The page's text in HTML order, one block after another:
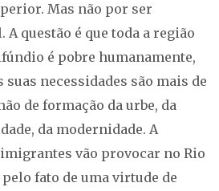
Mas não por ser
questão é que toda a região
é pobre humanamente,
suas necessidades são mais de
de formação da urbe, da
da modernidade. A
vão provocar no Rio
pelo fato de uma virtude de